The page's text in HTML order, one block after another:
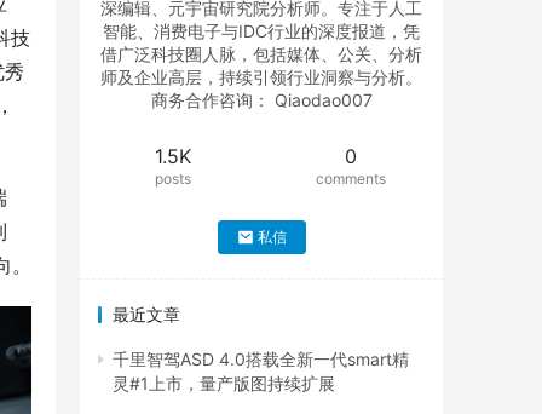
技
深编辑、元宇宙研究院分析师。专注于人工
智能、消费电子与IDC行业的深度报道，凭
借广泛科技圈人脉，包括媒体、公关、分析
师及企业高层，持续引领行业洞察与分析。
商务合作咨询： Qiaodao007
1.5K
posts
0
comments
私信
最近文章
千里智驾ASD 4.0搭载全新一代smart精
灵#1上市，量产版图持续扩展